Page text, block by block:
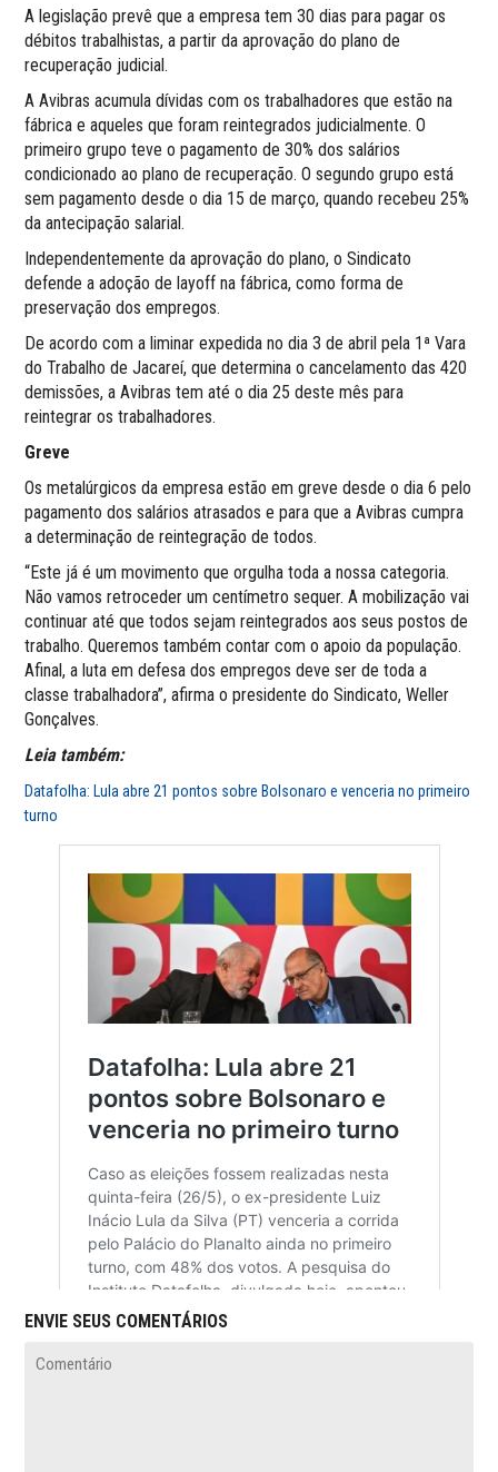
A legislação prevê que a empresa tem 30 dias para pagar os
débitos trabalhistas, a partir da aprovação do plano de
recuperação judicial.
A Avibras acumula dívidas com os trabalhadores que estão na
fábrica e aqueles que foram reintegrados judicialmente. O
primeiro grupo teve o pagamento de 30% dos salários
condicionado ao plano de recuperação. O segundo grupo está
sem pagamento desde o dia 15 de março, quando recebeu 25%
da antecipação salarial.
Independentemente da aprovação do plano, o Sindicato
defende a adoção de layoff na fábrica, como forma de
preservação dos empregos.
De acordo com a liminar expedida no dia 3 de abril pela 1ª Vara
do Trabalho de Jacareí, que determina o cancelamento das 420
demissões, a Avibras tem até o dia 25 deste mês para
reintegrar os trabalhadores.
Greve
Os metalúrgicos da empresa estão em greve desde o dia 6 pelo
pagamento dos salários atrasados e para que a Avibras cumpra
a determinação de reintegração de todos.
“Este já é um movimento que orgulha toda a nossa categoria.
Não vamos retroceder um centímetro sequer. A mobilização vai
continuar até que todos sejam reintegrados aos seus postos de
trabalho. Queremos também contar com o apoio da população.
Afinal, a luta em defesa dos empregos deve ser de toda a
classe trabalhadora”, afirma o presidente do Sindicato, Weller
Gonçalves.
Leia também:
Datafolha: Lula abre 21 pontos sobre Bolsonaro e venceria no primeiro
turno
ENVIE SEUS COMENTÁRIOS